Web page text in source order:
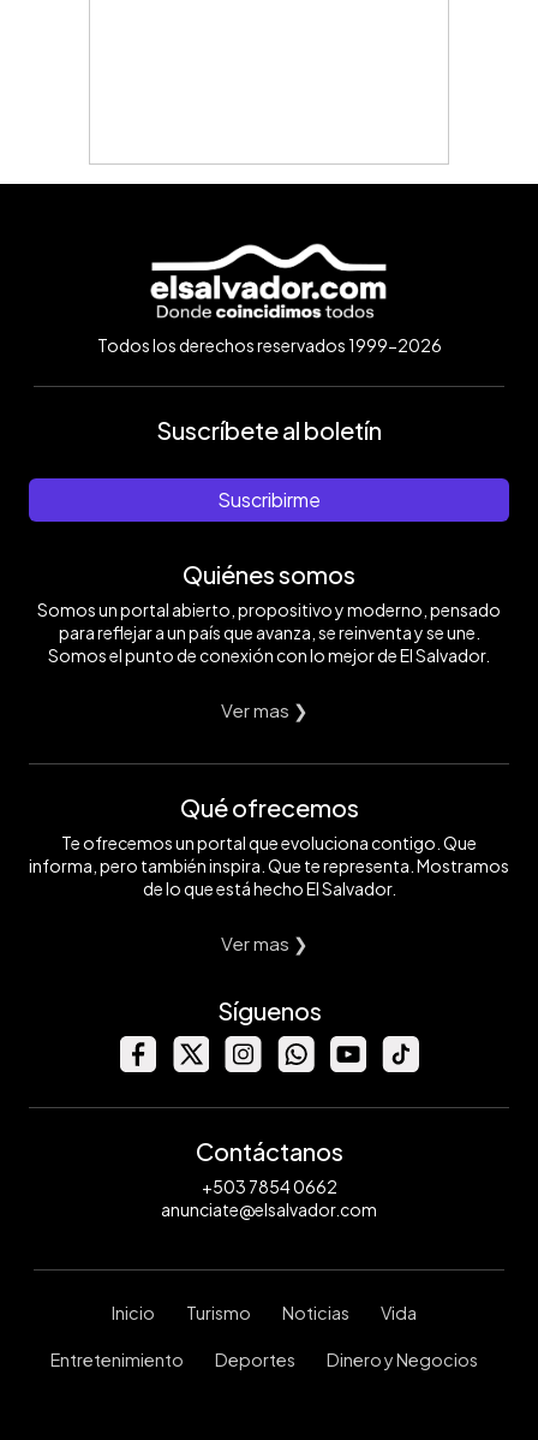
Todos los derechos reservados 1999-2026
Suscríbete al boletín
Suscribirme
Quiénes somos
Somos un portal abierto, propositivo y moderno, pensado
para reflejar a un país que avanza, se reinventa y se une.
Somos el punto de conexión con lo mejor de El Salvador.
Ver mas ❯
Qué ofrecemos
Te ofrecemos un portal que evoluciona contigo. Que
informa, pero también inspira. Que te representa. Mostramos
de lo que está hecho El Salvador.
Ver mas ❯
Síguenos
Contáctanos
+503 7854 0662
anunciate@elsalvador.com
Inicio Turismo Noticias Vida
Entretenimiento Deportes Dinero y Negocios